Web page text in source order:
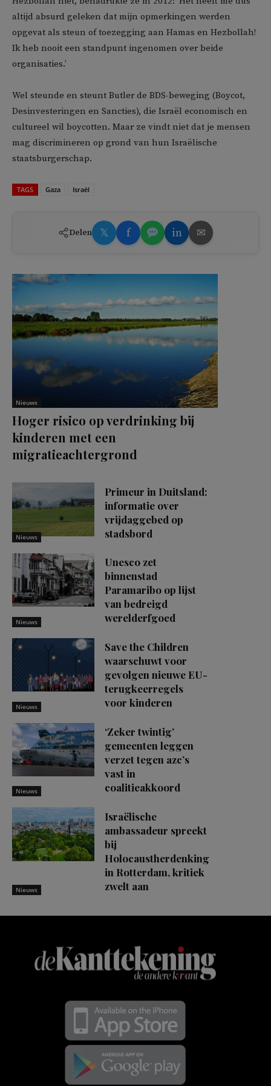
altijd absurd geleken dat mijn opmerkingen werden
opgevat als steun of toezegging aan Hamas en Hezbollah!
Ik heb nooit een standpunt ingenomen over beide
organisaties.’
Wel steunde en steunt Butler de BDS-beweging (Boycot,
Desinvesteringen en Sancties), die Israël economisch en
cultureel wil boycotten. Maar ze vindt niet dat je mensen
mag discrimineren op grond van hun Israëlische
staatsburgerschap.
TAGS Gaza Israël
Delen 𝕏 f in ✉
Nieuws
Hoger risico op verdrinking bij
kinderen met een
migratieachtergrond
Nieuws
Primeur in Duitsland:
informatie over
vrijdaggebed op
stadsbord
Nieuws
Unesco zet
binnenstad
Paramaribo op lijst
van bedreigd
werelderfgoed
Nieuws
Save the Children
waarschuwt voor
gevolgen nieuwe EU-
terugkeerregels
voor kinderen
Nieuws
‘Zeker twintig’
gemeenten leggen
verzet tegen azc’s
vast in
coalitieakkoord
Nieuws
Israëlische
ambassadeur spreekt
bij
Holocaustherdenking
in Rotterdam, kritiek
zwelt aan